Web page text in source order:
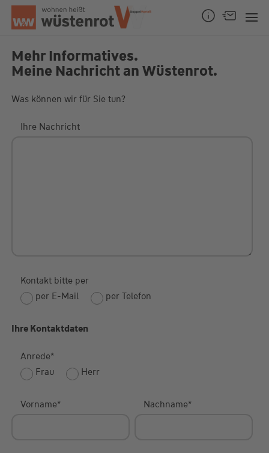
Seitenanfang
Mehr Informatives.
Meine Nachricht an Wüstenrot.
Was können wir für Sie tun?
Ihre Nachricht
Kontakt bitte per
per E-Mail
per Telefon
Ihre Kontaktdaten
Anrede*
Frau
Herr
Vorname* Nachname*
Unsere Chatzeiten:
Fr: 9:00 Uhr - 18:00 Uhr